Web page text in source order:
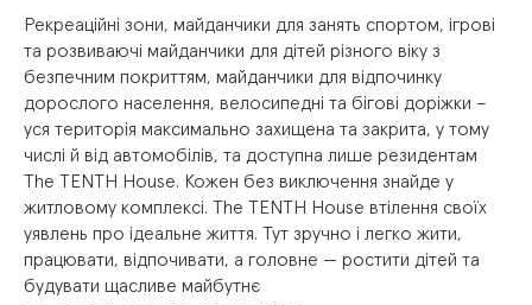
Рекреаційні зони, майданчики для занять спортом, ігрові
та розвиваючі майданчики для дітей різного віку з
безпечним покриттям, майданчики для відпочинку
дорослого населення, велосипедні та бігові доріжки –
уся територія максимально захищена та закрита, у тому
числі й від автомобілів, та доступна лише резидентам
The TENTH House. Кожен без виключення знайде у
житловому комплексі. The TENTH House втілення своїх
уявлень про ідеальне життя. Тут зручно і легко жити,
працювати, відпочивати, а головне — ростити дітей та
будувати щасливе майбутнє